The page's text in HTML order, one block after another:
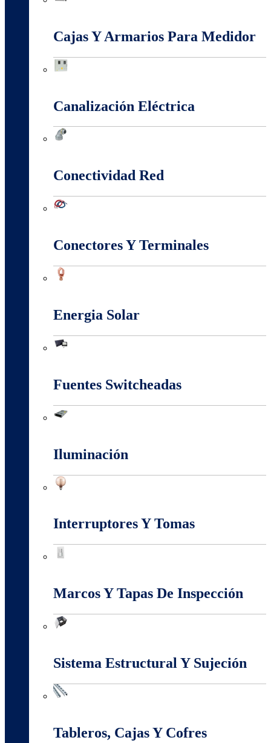
Cajas Y Armarios Para Medidor
Canalización Eléctrica
Conectividad Red
Conectores Y Terminales
Energia Solar
Fuentes Switcheadas
Iluminación
Interruptores Y Tomas
Marcos Y Tapas De Inspección
Sistema Estructural Y Sujeción
Tableros, Cajas Y Cofres